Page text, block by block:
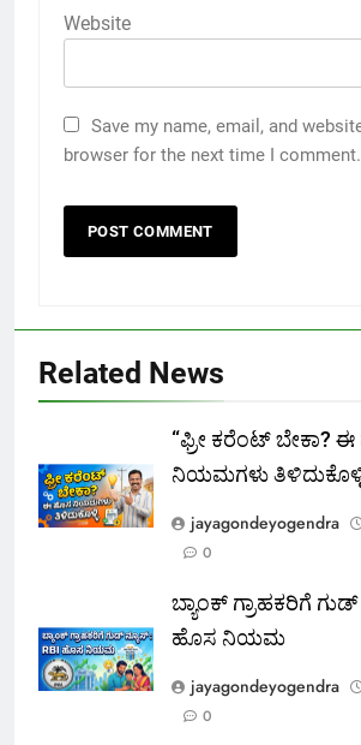
Website
Save my name, email, and
browser for the next time I comment.
Related News
“ಫ್ರೀ ಕರೆಂಟ್‌ ಬೇಕಾ?
ನಿಯಮಗಳು
jayagondeyogendra
0
ಬ್ಯಾಂಕ್ ಗ್ರಾಹಕರಿಗೆ
ಹೊಸ ನಿಯಮ
jayagondeyogendra
0